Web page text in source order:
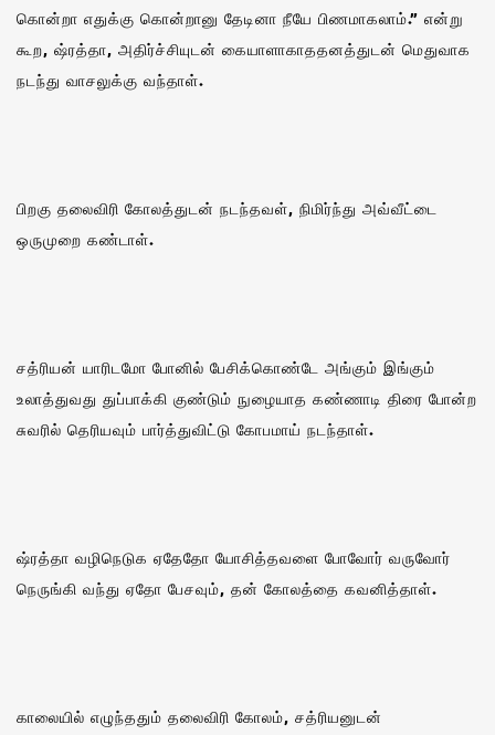
கொன்றா எதுக்கு கொன்றானு தேடினா நீயே பிணமாகலாம்.” என்று
கூற, ஷ்ரத்தா, அதிர்ச்சியுடன் கையாளாகாததனத்துடன் மெதுவாக
நடந்து வாசலுக்கு வந்தாள்.
பிறகு தலைவிரி கோலத்துடன் நடந்தவள், நிமிர்ந்து அவ்வீட்டை
ஒருமுறை கண்டாள்.
சத்ரியன் யாரிடமோ போனில் பேசிக்கொண்டே அங்கும் இங்கும்
உலாத்துவது துப்பாக்கி குண்டும் நுழையாத கண்ணாடி திரை போன்ற
சுவரில் தெரியவும் பார்த்துவிட்டு கோபமாய் நடந்தாள்.
ஷ்ரத்தா வழிநெடுக ஏதேதோ யோசித்தவளை போவோர் வருவோர்
நெருங்கி வந்து ஏதோ பேசவும், தன் கோலத்தை கவனித்தாள்.
காலையில் எழுந்ததும் தலைவிரி கோலம், சத்ரியனுடன்